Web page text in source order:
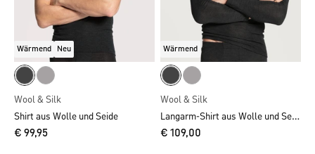
Wärmend Neu
Wool & Silk
Shirt aus Wolle und Seide
€ 99,95
Wärmend
Wool & Silk
Langarm-Shirt aus Wolle und Seide
€ 109,00